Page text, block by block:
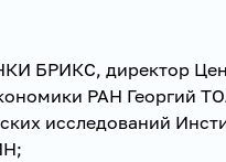
БРИКС, директор
РАН Георгий
исследований